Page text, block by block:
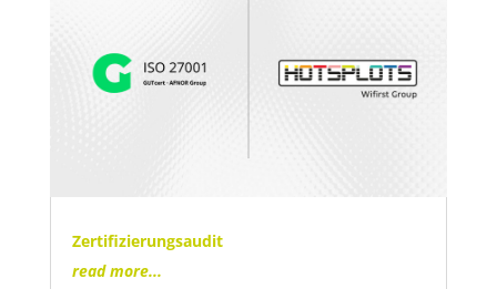
Zertifizierungsaudit
read more...